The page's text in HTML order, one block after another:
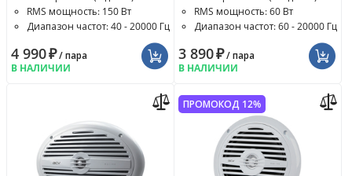
RMS мощность: 150 Вт
Диапазон частот: 40 - 20000 Гц
4 990₽/ пара
В НАЛИЧИИ
RMS мощность: 60 Вт
Диапазон частот: 60 - 20000 Гц
3 890₽/ пара
В НАЛИЧИИ
ПРОМОКОД 12%